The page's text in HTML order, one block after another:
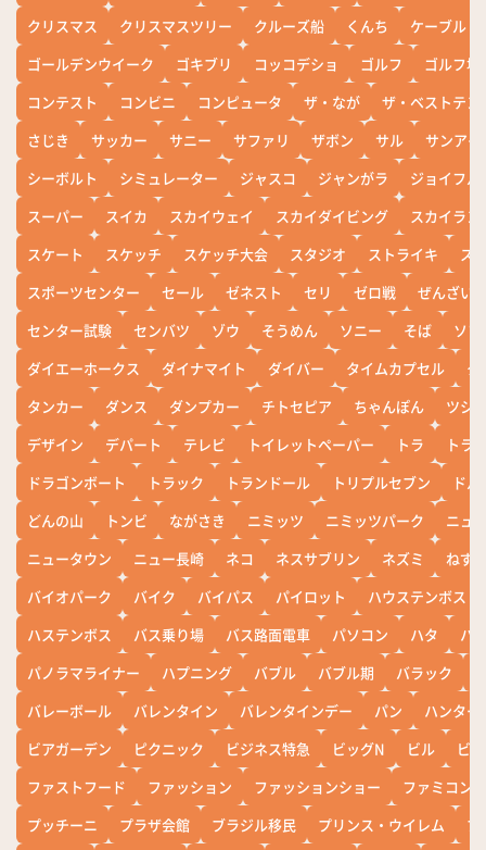
クリスマス
クリスマスツリー クルーズ船 くんち
ケーブル
ゴールデンウイーク
ゴキブリ コッコデショ ゴルフ
ゴルフ場
コンテスト
コンビニ コンピュータ ザ・なが
ザ・ベストテン
さじき
サッカー サニー サファリ ザボン サル
サンアイ
シーボルト
シミュレーター ジャスコ ジャンがラ
ジョイフル
スーパー
スイカ スカイウェイ スカイダイビング
スカイラン
スケート
スケッチ スケッチ大会 スタジオ ストライキ
ス
スポーツセンター
セール ゼネスト セリ ゼロ戦
ぜんざい
センター試験
センバツ ゾウ そうめん ソニー そば
ソ
ダイエーホークス
ダイナマイト ダイバー タイムカプセル
タ
タンカー
ダンス ダンプカー チトセピア ちゃんぽん
ツシ
デザイン
デパート テレビ トイレットペーパー トラ
トラ
ドラゴンボート
トラック トランドール トリプルセブン
ド
どんの山
トンビ ながさき ニミッツ ニミッツパーク
ニュ
ニュータウン
ニュー長崎 ネコ ネスサブリン ネズミ
ねず
バイオパーク
バイク バイパス パイロット
ハウステンボス
ハステンボス
バス乗り場 バス路面電車 パソコン ハタ
ハ
パノラマライナー
ハプニング バブル バブル期 バラック
バレーボール
バレンタイン バレンタインデー パン
ハンター
ビアガーデン
ピクニック ビジネス特急 ビッグN ビル
ビワ
ファストフード
ファッション ファッションショー
ファミコン
プッチーニ
プラザ会館 ブラジル移民 プリンス・ウイレム ブ